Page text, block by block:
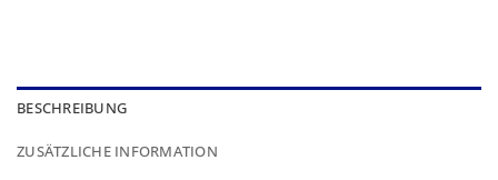
BESCHREIBUNG
ZUSÄTZLICHE INFORMATION